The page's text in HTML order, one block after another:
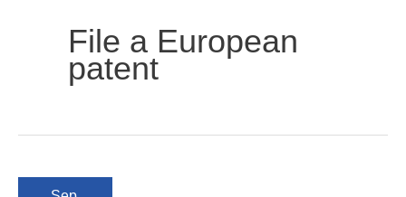
File a European
patent